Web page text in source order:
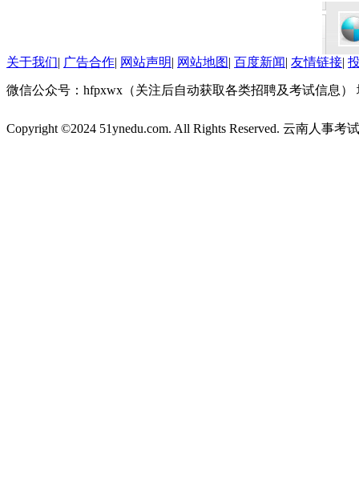
关于我们| 广告合作| 网站声明| 网站地图| 百度新闻| 友情链接|
微信公众号：hfpxwx（关注后自动获取各类招聘及考试信息
Copyright ©2024 51ynedu.com. All Rights Reserved. 云南人事考